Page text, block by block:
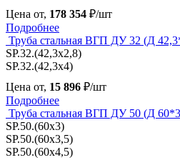
Цена от, 178 354 ₽/шт
Подробнее
Труба стальная ВГП ДУ 32 (Д
SP.32.(42,3x2,8)
SP.32.(42,3x4)
Цена от, 15 896 ₽/шт
Подробнее
Труба стальная ВГП ДУ 50 (Д
SP.50.(60x3)
SP.50.(60x3,5)
SP.50.(60x4,5)